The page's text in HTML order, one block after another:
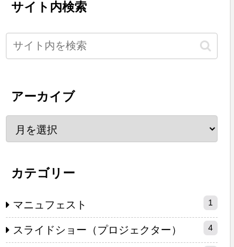
サイト内検索
アーカイブ
カテゴリー
マニュフェスト 1
スライドショー（プロジェクター） 4